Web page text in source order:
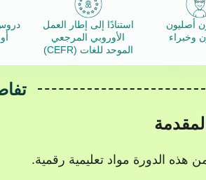
أصليون
وخبراء
استنادًا إلى إطار العمل
الأوروبي المرجعي
الموحد للغات (CEFR)
هذه الدورة مواد تعليمية رقمية.